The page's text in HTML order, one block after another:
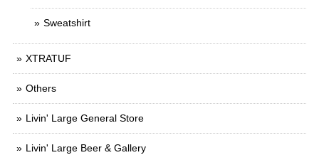
Sweatshirt
XTRATUF
Others
Livin' Large General Store
Livin' Large Beer & Gallery